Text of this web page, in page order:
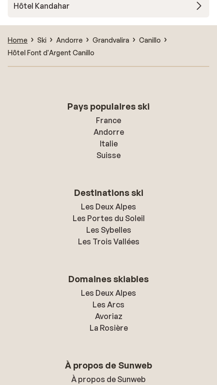
Hôtel Kandahar
Home Ski Andorre Grandvalira
Canillo
Hôtel Font d'Argent Canillo
Pays populaires ski
France
Andorre
Italie
Suisse
Destinations ski
Les Deux Alpes
Les Portes du Soleil
Les Sybelles
Les Trois Vallées
Domaines skiables
Les Deux Alpes
Les Arcs
Avoriaz
La Rosière
À propos de Sunweb
À propos de Sunweb